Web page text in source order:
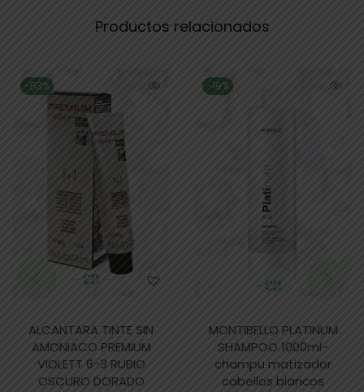
Productos relacionados
-53%
ALCANTARA TINTE SIN
AMONIACO PREMIUM
VIOLETT 6-3 RUBIO
OSCURO DORADO
-19%
MONTIBELLO PLATINUM
SHAMPOO 1000ml-
champu matizador
cabellos blancos